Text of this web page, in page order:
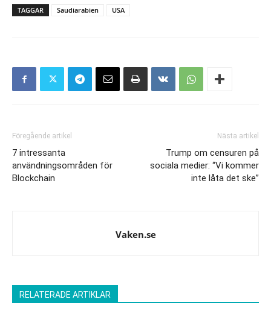
TAGGAR Saudiarabien USA
Föregående artikel
7 intressanta
användningsområden för
Blockchain
Nästa artikel
Trump om censuren på
sociala medier: “Vi kommer
inte låta det ske”
Vaken.se
RELATERADE ARTIKLAR